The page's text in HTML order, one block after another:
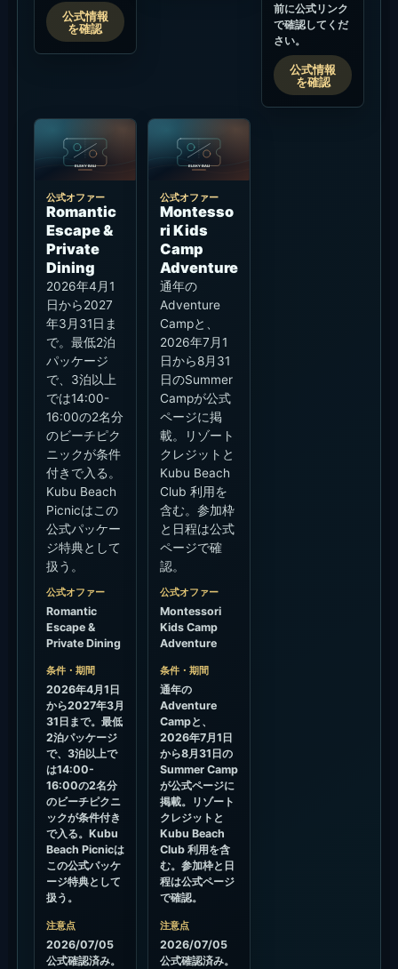
公式情報
を確認
前に公式リンク
で確認してくだ
さい。
公式情報
を確認
公式オファー
Romantic
Escape &
Private
Dining
2026年4月1
日から2027
年3月31日ま
で。最低2泊
パッケージ
で、3泊以上
では14:00-
16:00の2名分
のビーチピク
ニックが条件
付きで入る。
Kubu Beach
Picnicはこの
公式パッケー
ジ特典として
扱う。
公式オファー
Romantic
Escape &
Private Dining
条件・期間
2026年4月1日
から2027年3月
31日まで。最低
2泊パッケージ
で、3泊以上で
は14:00-
16:00の2名分
のビーチピクニ
ックが条件付き
で入る。Kubu
Beach Picnicは
この公式パッケ
ージ特典として
扱う。
注意点
2026/07/05
公式確認済み。
公式オファー
Montesso
ri Kids
Camp
Adventure
通年の
Adventure
Campと、
2026年7月1
日から8月31
日のSummer
Campが公式
ページに掲
載。リゾート
クレジットと
Kubu Beach
Club 利用を
含む。参加枠
と日程は公式
ページで確
認。
公式オファー
Montessori
Kids Camp
Adventure
条件・期間
通年の
Adventure
Campと、
2026年7月1日
から8月31日の
Summer Camp
が公式ページに
掲載。リゾート
クレジットと
Kubu Beach
Club 利用を含
む。参加枠と日
程は公式ページ
で確認。
注意点
2026/07/05
公式確認済み。